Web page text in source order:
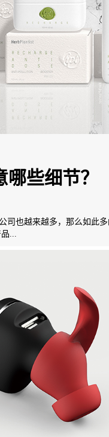
些细节？
司也越来越多，那么如此
...